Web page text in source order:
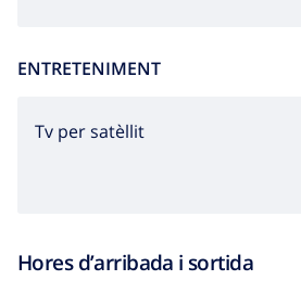
ENTRETENIMENT
Tv per satèllit
Hores d’arribada i sortida